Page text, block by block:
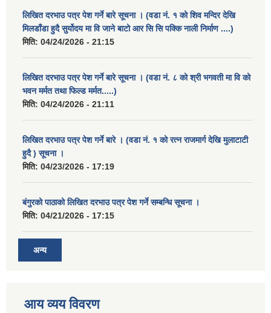
लिखित दरभाउ पत्र पेश गर्ने बारे सूचना । (वडा नं. १ को शिव मन्दिर देखि
मिलडाँडा हुदै सुर्योदय मा वि जाने बाटो आर सि सि पक्कि नाली निर्माण ....)
मिति: 04/24/2026 - 21:15
लिखित दरभाउ पत्र पेश गर्ने बारे सूचना । (वडा नं. ८ को श्री भगवती मा वि को
भवन मर्मत तथा फिल्ड मर्मत.....)
मिति: 04/24/2026 - 21:11
लिखित दरभाउ पत्र पेश गर्ने बारे । (वडा नं. १ को रत्न राजमार्ग देखि मुलाटाटी
हुदै ) सूचना ।
मिति: 04/23/2026 - 17:19
बंगुरको पाठाको लिखित दरभाउ पत्र पेश गर्ने सम्बन्धि सूचना ।
मिति: 04/21/2026 - 17:15
अन्य
आय व्यय विवरण